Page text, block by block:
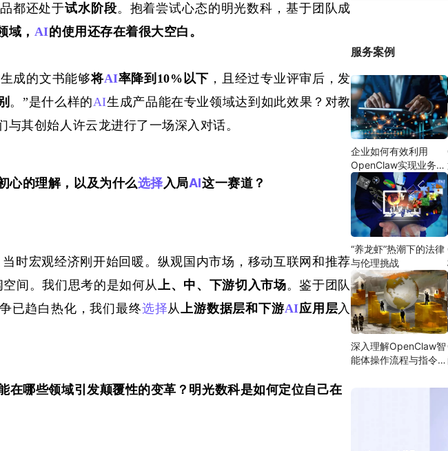
都还处于试水阶段。抱着尝试心态的明光数科，基于团队成
域， AI的使用还存在着很大空白。
成的文书能够将AI率降到10%以下 ，且经过专业评审后，发
。”是什么样的AI生成产品能在专业领域达到如此效果？对教
其创始人许云龙进行了一场深入对话。
心的理解，以及为什么选择入局AI这一赛道？
时宏观经济刚开始回暖。纵观国内市场，移动互联网和推荐
间。我们思考的是如何从 上、中、下游切入市场。鉴于团队
已趋白热化，我们最终选择从 上游数据层和下游AI应用层 入
在哪些领域引发颠覆性的变革？明光数科是如何定位自己在
服务案例
企业如何有效利用
OpenClaw实现业务自
动化
“养龙虾”热潮下的法律
与伦理挑战
深入理解OpenClaw智
能体操作流程与指令设